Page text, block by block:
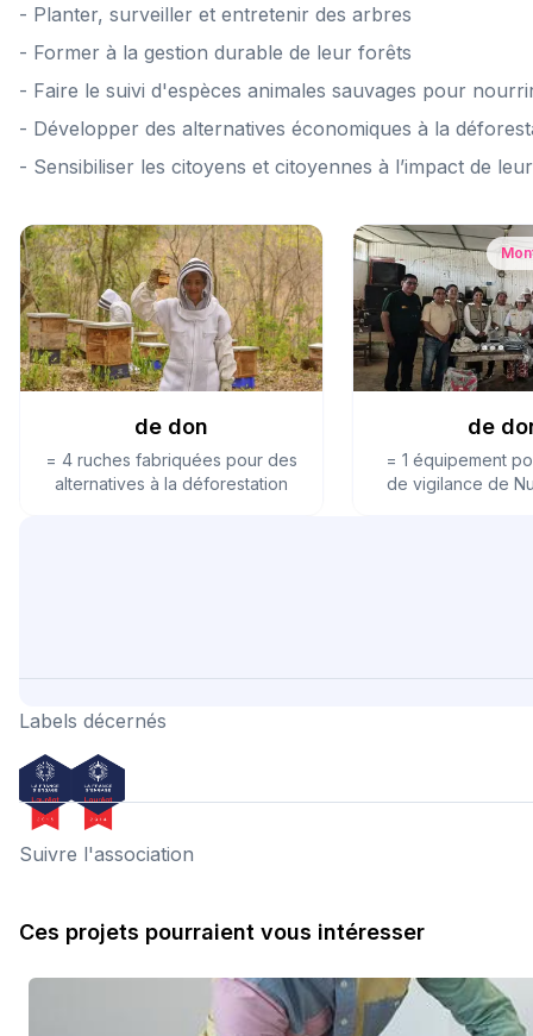
- Planter, surveiller et entretenir des arbres
- Former à la gestion durable de leur forêts
- Faire le suivi d'espèces animales sauvages pour
- Développer des alternatives économiques à la
- Sensibiliser les citoyens et citoyennes à l’impact de
À quoi serviront vos dons ?
de don
= 4 ruches fabriquées pour des
alternatives à la déforestation
de
= 1 équipement
de vigilance de
Labels décernés
Suivre l'association
Ces projets pourraient vous intéresser